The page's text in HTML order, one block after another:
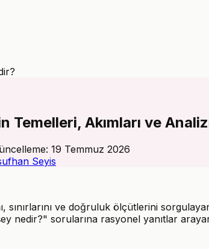
Akımları ve
19 Temmuz 2026
Seyis
sınırlarını ve doğruluk ölçütlerini
nedir?" sorularına rasyonel yanıtlar